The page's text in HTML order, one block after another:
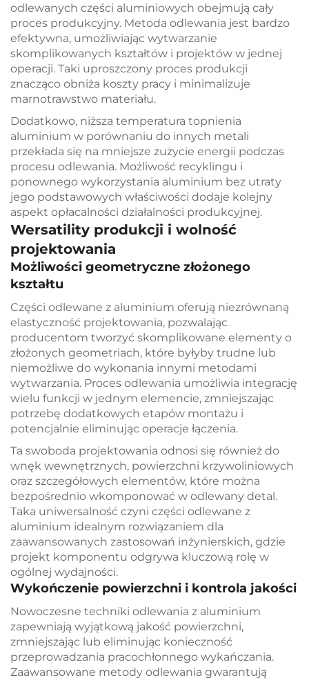
odlewanych części aluminiowych obejmują cały
proces produkcyjny. Metoda odlewania jest bardzo
efektywna, umożliwiając wytwarzanie
skomplikowanych kształtów i projektów w jednej
operacji. Taki uproszczony proces produkcji
znacząco obniża koszty pracy i minimalizuje
marnotrawstwo materiału.
Dodatkowo, niższa temperatura topnienia
aluminium w porównaniu do innych metali
przekłada się na mniejsze zużycie energii podczas
procesu odlewania. Możliwość recyklingu i
ponownego wykorzystania aluminium bez utraty
jego podstawowych właściwości dodaje kolejny
aspekt opłacalności działalności produkcyjnej.
Wersatility produkcji i wolność
projektowania
Możliwości geometryczne złożonego
kształtu
Części odlewane z aluminium oferują niezrównaną
elastyczność projektowania, pozwalając
producentom tworzyć skomplikowane elementy o
złożonych geometriach, które byłyby trudne lub
niemożliwe do wykonania innymi metodami
wytwarzania. Proces odlewania umożliwia integrację
wielu funkcji w jednym elemencie, zmniejszając
potrzebę dodatkowych etapów montażu i
potencjalnie eliminując operacje łączenia.
Ta swoboda projektowania odnosi się również do
wnęk wewnętrznych, powierzchni krzywoliniowych
oraz szczegółowych elementów, które można
bezpośrednio wkomponować w odlewany detal.
Taka uniwersalność czyni części odlewane z
aluminium idealnym rozwiązaniem dla
zaawansowanych zastosowań inżynierskich, gdzie
projekt komponentu odgrywa kluczową rolę w
ogólnej wydajności.
Wykończenie powierzchni i kontrola jakości
Nowoczesne techniki odlewania z aluminium
zapewniają wyjątkową jakość powierzchni,
zmniejszając lub eliminując konieczność
przeprowadzania pracochłonnego wykańczania.
Zaawansowane metody odlewania gwarantują